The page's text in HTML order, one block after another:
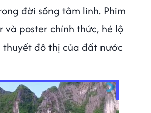
đời sống tâm linh. Phim
poster chính thức, hé lộ
đô thị của đất nước